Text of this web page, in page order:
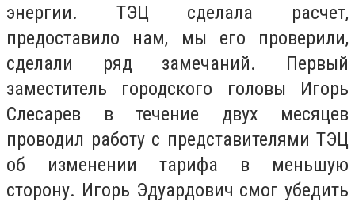
энергии. ТЭЦ сделала расчет,
предоставило нам, мы его проверили,
сделали ряд замечаний. Первый
заместитель городского головы Игорь
Слесарев в течение двух месяцев
проводил работу с представителями ТЭЦ
об изменении тарифа в меньшую
сторону. Игорь Эдуардович смог убедить